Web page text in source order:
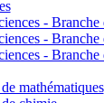
-
-
-
mathématiques